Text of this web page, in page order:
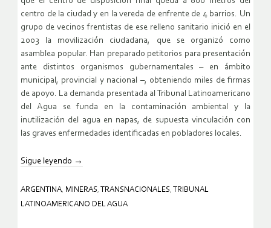
centro de la ciudad y en la vereda de enfrente de 4 barrios. Un
grupo de vecinos frentistas de ese relleno sanitario inició en el
2003 la movilización ciudadana, que se organizó como
asamblea popular. Han preparado petitorios para presentación
ante distintos organismos gubernamentales – en ámbito
municipal, provincial y nacional –, obteniendo miles de firmas
de apoyo. La demanda presentada al Tribunal Latinoamericano
del Agua se funda en la contaminación ambiental y la
inutilización del agua en napas, de supuesta vinculación con
las graves enfermedades identificadas en pobladores locales.
Sigue leyendo →
ARGENTINA, MINERAS, TRANSNACIONALES,
TRIBUNAL
LATINOAMERICANO DEL AGUA